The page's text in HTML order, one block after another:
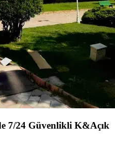
7/24 Güvenlikli K&Açık